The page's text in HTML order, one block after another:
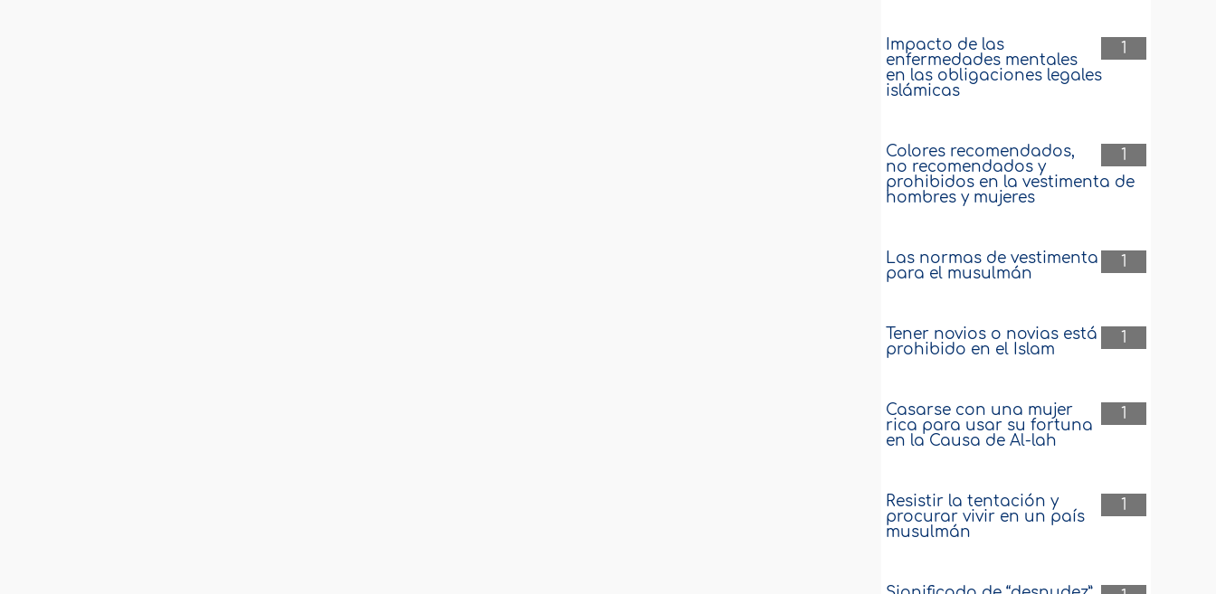
1
Impacto de las
enfermedades mentales
en las obligaciones legales
islámicas
1
Colores recomendados,
no recomendados y
prohibidos en la vestimenta de
hombres y mujeres
1
Las normas de vestimenta
para el musulmán
1
Tener novios o novias está
prohibido en el Islam
1
Casarse con una mujer
rica para usar su fortuna
en la Causa de Al-lah
1
Resistir la tentación y
procurar vivir en un país
musulmán